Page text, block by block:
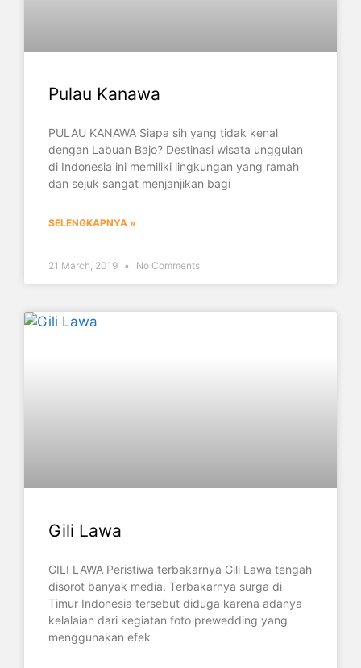
Pulau Kanawa
PULAU KANAWA Siapa sih yang tidak kenal
dengan Labuan Bajo? Destinasi wisata unggulan
di Indonesia ini memiliki lingkungan yang ramah
dan sejuk sangat menjanjikan bagi
SELENGKAPNYA »
21 March, 2019 No Comments
Gili Lawa
GILI LAWA Peristiwa terbakarnya Gili Lawa tengah
disorot banyak media. Terbakarnya surga di
Timur Indonesia tersebut diduga karena adanya
kelalaian dari kegiatan foto prewedding yang
menggunakan efek